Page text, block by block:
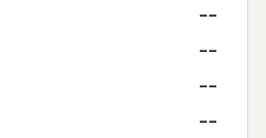
--
--
--
--